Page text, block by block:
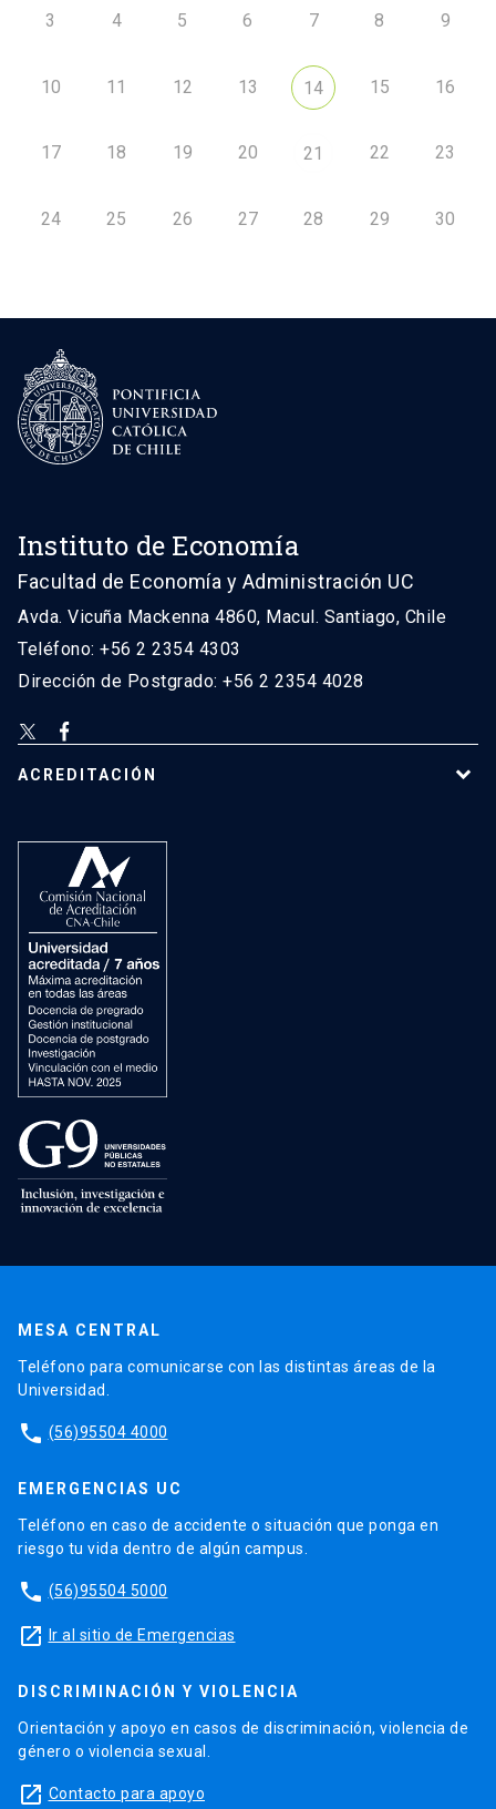
3 4 5 6 7 8 9
10 11 12 13 14 15 16
17 18 19 20 21 22 23
24 25 26 27 28 29 30
Instituto de Economía
Facultad de Economía y Administración UC
Avda. Vicuña Mackenna 4860, Macul. Santiago, Chile
Teléfono: +56 2 2354 4303
Dirección de Postgrado: +56 2 2354 4028
ACREDITACIÓN
MESA CENTRAL
Teléfono para comunicarse con las distintas áreas de la
Universidad.
phone (56)95504 4000
EMERGENCIAS UC
Teléfono en caso de accidente o situación que ponga en
riesgo tu vida dentro de algún campus.
phone (56)95504 5000
launch Ir al sitio de Emergencias
DISCRIMINACIÓN Y VIOLENCIA
Orientación y apoyo en casos de discriminación, violencia de
género o violencia sexual.
launch Contacto para apoyo